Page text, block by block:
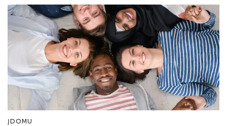
ĮDOMU